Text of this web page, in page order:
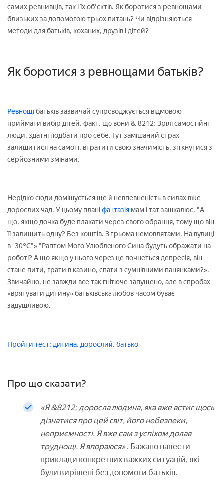
самих ревнивців, так і їх об'єктів. Як боротися з ревнощами
близьких за допомогою трьох питань? Чи відрізняються
методи для батьків, коханих, друзів і дітей?
Як боротися з ревнощами батьків?
Ревнощібатьків зазвичай супроводжується відмовою
приймати вибір дітей, факт, що вони & 8212; Зрілі самостійні
люди, здатні подбати про себе. Тут замішаний страх
залишитися на самоті, втратити свою значимість, зіткнутися з
серйозними змінами.
Нерідко сюди домішується ще й невпевненість в силах вже
дорослих чад. У цьому планіфантазія мам і тат зашкалює. "А
що, якщо дочка буде плакати через свого обранця, тому що він
її залишить одну? Без коштів. З трьома немовлятами. На вулиці
в -30°C"» "Раптом Мого Улюбленого Сина будуть ображати на
роботі? А що якщо у нього через це почнеться депресія, він
стане пити, грати в казино, спати з сумнівними панянками?».
Звичайно, не завжди все так гнітюче запущено, але в спробах
«врятувати дитину» батьківська любов часом буває
задушливою.
Пройти тест: дитина, дорослий, батько
Про що сказати?
«Я &8212; доросла людина, яка вже встиг щось
дізнатися про цей світ, його небезпеки,
неприємності. Я вже сам з успіхом долав
труднощі. Я впораюся». Бажано навести
приклади конкретних важких ситуацій, які
були вирішені без допомоги батьків.